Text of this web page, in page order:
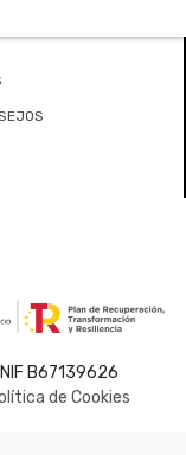
B67139626
de Cookies